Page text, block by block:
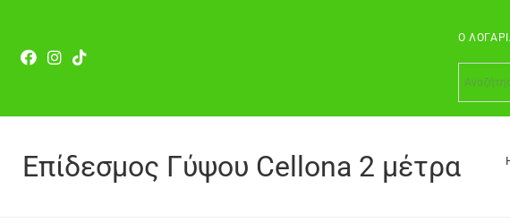
Ο
Επίδεσμος Γύψου Cellona 2 μέτρα